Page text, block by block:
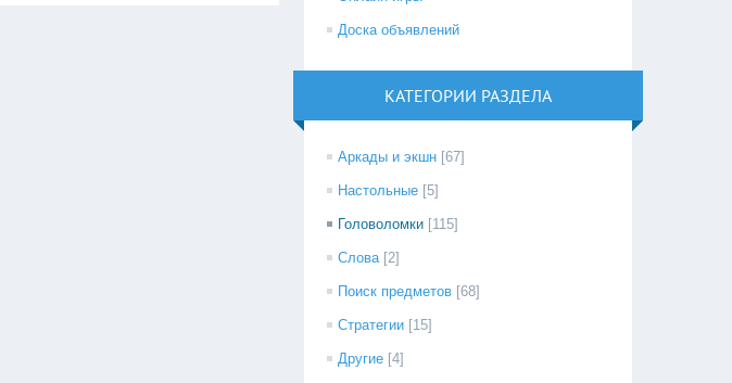
Доска объявлений
КАТЕГОРИИ РАЗДЕЛА
Аркады и экшн [67]
Настольные [5]
Головоломки [115]
Слова [2]
Поиск предметов [68]
Стратегии [15]
Другие [4]